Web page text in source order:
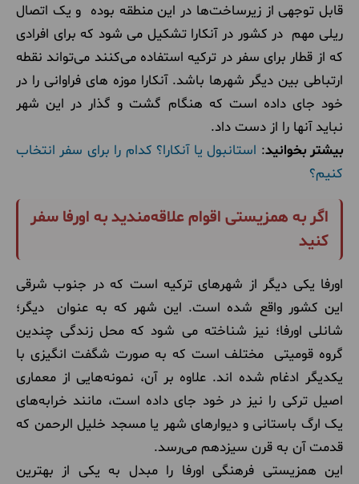
قابل توجهی از زیرساخت‌ها در این منطقه بوده و یک اتصال
ریلی مهم در کشور در آنکارا تشکیل می شود که برای افرادی
که از قطار برای سفر در ترکیه استفاده می‌کنند می‌تواند نقطه
ارتباطی بین دیگر شهرها باشد. آنکارا موزه های فراوانی را در
خود جای داده است که هنگام گشت و گذار در این شهر
نباید آنها را از دست داد.
بیشتر بخوانید: استانبول یا آنکارا؟ کدام را برای سفر انتخاب
کنیم؟
اگر به همزیستی اقوام علاقه‌مندید به اورفا سفر
کنید
اورفا یکی دیگر از شهرهای ترکیه است که در جنوب شرقی
این کشور واقع شده است. این شهر که به عنوان دیگر؛
شانلی اورفا؛ نیز شناخته می شود که محل زندگی چندین
گروه قومیتی مختلف است که به صورت شگفت انگیزی با
یکدیگر ادغام شده اند. علاوه بر آن، نمونه‌هایی از معماری
اصیل ترکی را نیز در خود جای داده است، مانند خرابه‌های
یک ارگ باستانی و دیوارهای شهر یا مسجد خلیل الرحمن که
قدمت آن به قرن سیزدهم می‌رسد.
این همزیستی فرهنگی اورفا را مبدل به یکی از بهترین